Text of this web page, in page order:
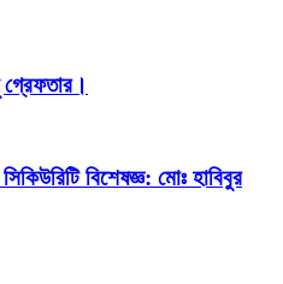
গ্রেফতার।
বিশেষজ্ঞ: মোঃ হাবিবুর